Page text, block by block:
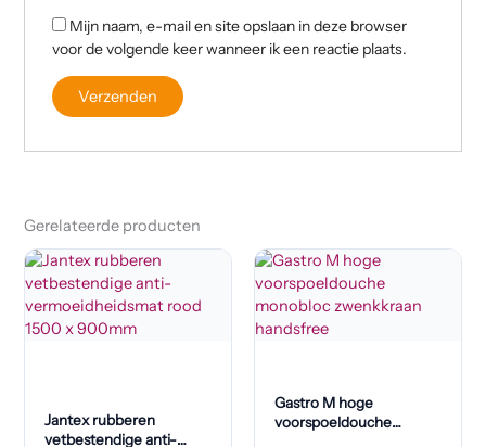
Mijn naam, e-mail en site opslaan in deze browser
voor de volgende keer wanneer ik een reactie plaats.
Gerelateerde producten
Jantex rubberen
vetbestendige anti-
Gastro M hoge
voorspoeldouche